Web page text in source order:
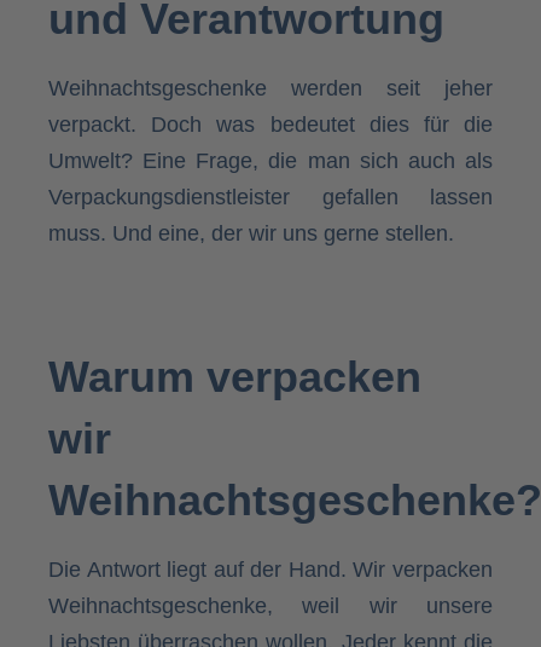
und Verantwortung
Weihnachtsgeschenke werden seit jeher
verpackt. Doch was bedeutet dies für die
Umwelt? Eine Frage, die man sich auch als
Verpackungsdienstleister gefallen lassen
muss. Und eine, der wir uns gerne stellen.
Warum verpacken
wir
Weihnachtsgeschenke?
Die Antwort liegt auf der Hand. Wir verpacken
Weihnachtsgeschenke, weil wir unsere